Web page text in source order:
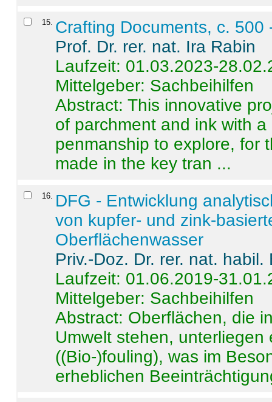
15 Crafting Documents, c. 500
Prof. Dr. rer. nat. Ira Rabin
Laufzeit: 01.03.2023-
Mittelgeber: Sachbeihilfen
Abstract:This innovative
of parchment and ink with
penmanship to explore, for
made in the key tran ...
16
DFG - Entwicklung
von kupfer- und zink-
Oberflächenwasser
Priv.-Doz. Dr. rer. nat.
Laufzeit: 01.06.2019-
Mittelgeber: Sachbeihilfen
Abstract: Oberflächen, die
Umwelt stehen,
((Bio-)fouling), was im
erheblichen